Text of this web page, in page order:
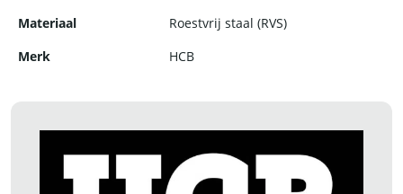
Materiaal
Roestvrij staal (RVS)
Merk
HCB